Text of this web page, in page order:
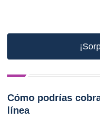
Cómo podrías
línea